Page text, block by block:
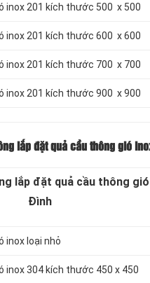
inox 201 kích thước 500 x 500
inox 201 kích thước 600 x 600
inox 201 kích thước 700 x 700
inox 201 kích thước 900 x 900
lắp đặt quả cầu thông gió
lắp đặt quả cầu thông
Đình
inox loại nhỏ
inox 304 kích thước 450 x 450